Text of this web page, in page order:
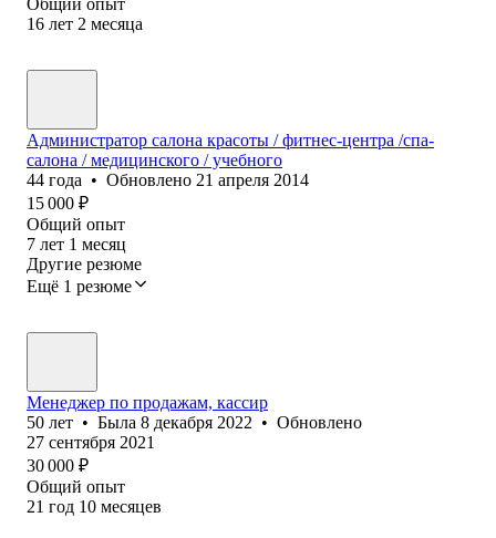
16 лет 2 месяца
Администратор салона красоты / фитнес-центра /спа-
салона / медицинского / учебного
44 года • Обновлено 21 апреля 2014
15 000 ₽
Общий опыт
7 лет 1 месяц
Другие резюме
Ещё 1 резюме
Менеджер по продажам, кассир
50 лет • Была 8 декабря 2022 • Обновлено
27 сентября 2021
30 000 ₽
Общий опыт
21 год 10 месяцев